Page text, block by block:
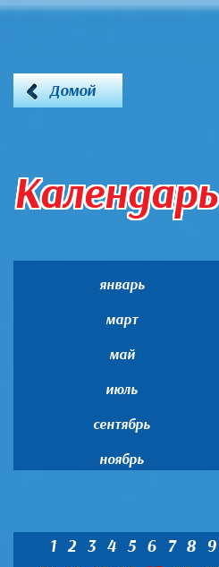
Домой
январь
март
май
июль
сентябрь
ноябрь
1 2 3 4 5 6 7 8 9